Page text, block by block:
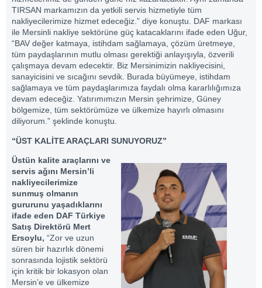
TIRSAN markamızın da yetkili servis hizmetiyle tüm
nakliyecilerimize hizmet edeceğiz.” diye konuştu. DAF markası
ile Mersinli nakliye sektörüne güç katacaklarını ifade eden Uğur,
“BAV değer katmaya, istihdam sağlamaya, çözüm üretmeye,
tüm paydaşlarının mutlu olması gerektiği anlayışıyla, özverili
çalışmaya devam edecektir. Biz Mersinimizin nakliyecisini,
sanayicisini ve sıcağını sevdik. Burada büyümeye, istihdam
sağlamaya ve tüm paydaşlarımıza faydalı olma kararlılığımıza
devam edeceğiz. Yatırımımızın Mersin şehrimize, Güney
bölgemize, tüm sektörümüze ve ülkemize hayırlı olmasını
diliyorum.” şeklinde konuştu.
“ÜST KALİTE ARAÇLARI SUNUYORUZ”
Üstün kalite araçlarını ve
servis ağını Mersin’li
nakliyecilerimize
sunmuş olmanın
gururunu yaşadıklarını
ifade eden DAF Türkiye
Satış Direktörü Mert
Ersoylu, “Zor ve uzun
süren bir hazırlık dönemi
sonrasında lojistik sektörü
için kritik bir lokasyon olan
Mersin’e ve ülkemize